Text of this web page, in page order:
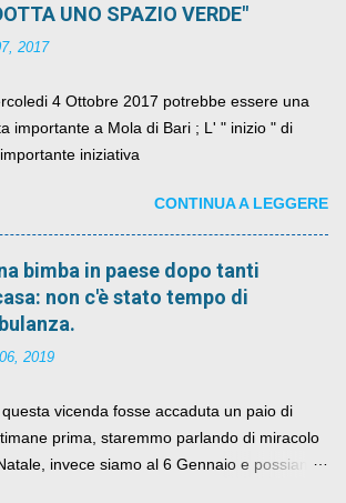
UNO SPAZIO VERDE"
2017
4 Ottobre 2017 potrebbe essere una
importante a Mola di Bari ; L' " inizio " di
iniziativa
CONTINUA A LEGGERE
bimba in paese dopo tanti
non c'è stato tempo di
2019
questa vicenda fosse accaduta un paio di
prima, staremmo parlando di miracolo
invece siamo al 6 Gennaio e possiamo